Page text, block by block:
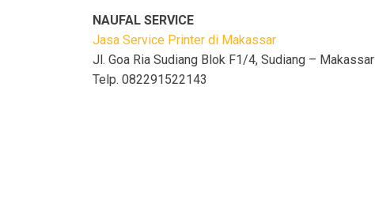
NAUFAL SERVICE
Jasa Service Printer di Makassar
Jl. Goa Ria Sudiang Blok F1/4, Sudiang – Makassar
Telp. 082291522143